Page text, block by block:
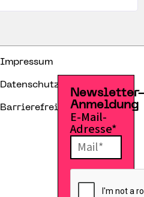
Impressum
Datenschutzerklärung
Barrierefreiheitserklärung
Anmeldung
E-Mail-
Adresse*